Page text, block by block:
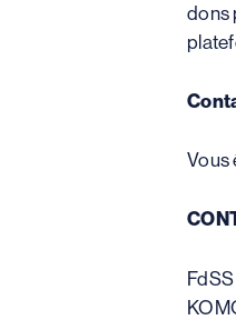
dons
Vous